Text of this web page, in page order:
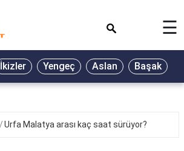
☰
İkizler Yengeç Aslan Başak
Urfa Malatya arası kaç saat sürüyor?